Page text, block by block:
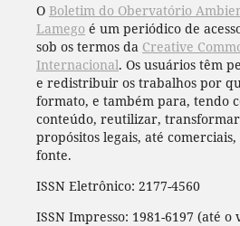
O Boletim do Obervatório
Lamego é um periódico de
sob os termos da Creative
Internacional. Os usuários têm
e redistribuir os trabalhos por
formato, e também para, tendo
conteúdo, reutilizar,
propósitos legais, até
fonte.
ISSN Eletrônico: 2177-4560
ISSN Impresso: 1981-6197 (até o